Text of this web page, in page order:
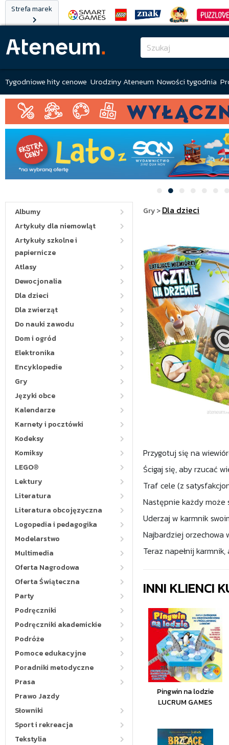
Strefa marek
Tygodniowe hity cenowe Urodziny Ateneum Nowości tygodnia
Albumy
Artykuły dla niemowląt
Artykuły szkolne i
papiernicze
Atlasy
Dewocjonalia
Dla dzieci
Dla zwierząt
Do nauki zawodu
Dom i ogród
Elektronika
Encyklopedie
Gry
Języki obce
Kalendarze
Karnety i pocztówki
Kodeksy
Komiksy
LEGO®
Lektury
Literatura
Literatura obcojęzyczna
Logopedia i pedagogika
Modelarstwo
Multimedia
Oferta Nagrodowa
Oferta Świąteczna
Party
Podręczniki
Podręczniki akademickie
Podróże
Pomoce edukacyjne
Poradniki metodyczne
Prasa
Prawo Jazdy
Słowniki
Sport i rekreacja
Tekstylia
Gry>Dla dzieci
Przygotuj się na
Ścigaj się, aby rzucać
Traf cele (z
Następnie każdy może
Uderzaj w karmnik
Najbardziej orzechowa
Teraz napełnij
INNI KLIENCI
Pingwin na lodzie
LUCRUM GAMES